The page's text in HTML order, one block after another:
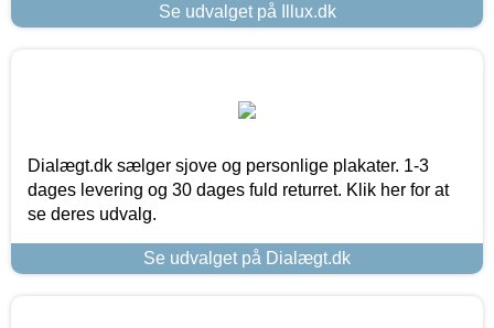
Se udvalget på Illux.dk
Dialægt.dk sælger sjove og personlige plakater. 1-3
dages levering og 30 dages fuld returret. Klik her for at
se deres udvalg.
Se udvalget på Dialægt.dk